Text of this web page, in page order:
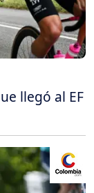
llegó al EF